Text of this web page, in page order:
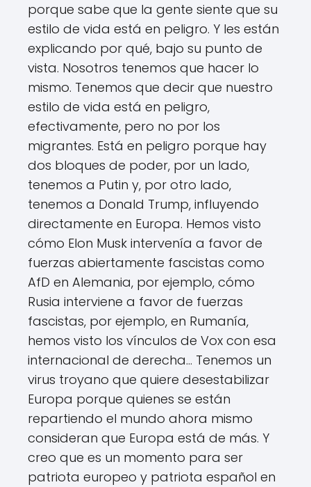
porque sabe que la gente siente que su
estilo de vida está en peligro. Y les están
explicando por qué, bajo su punto de
vista. Nosotros tenemos que hacer lo
mismo. Tenemos que decir que nuestro
estilo de vida está en peligro,
efectivamente, pero no por los
migrantes. Está en peligro porque hay
dos bloques de poder, por un lado,
tenemos a Putin y, por otro lado,
tenemos a Donald Trump, influyendo
directamente en Europa. Hemos visto
cómo Elon Musk intervenía a favor de
fuerzas abiertamente fascistas como
AfD en Alemania, por ejemplo, cómo
Rusia interviene a favor de fuerzas
fascistas, por ejemplo, en Rumanía,
hemos visto los vínculos de Vox con esa
internacional de derecha... Tenemos un
virus troyano que quiere desestabilizar
Europa porque quienes se están
repartiendo el mundo ahora mismo
consideran que Europa está de más. Y
creo que es un momento para ser
patriota europeo y patriota español en